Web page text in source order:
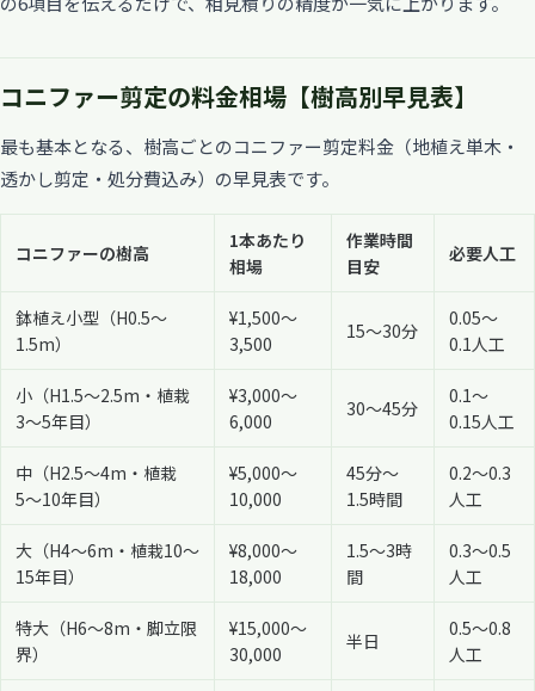
コニファー剪定の料金相場【樹高別早見表】
最も基本となる、樹高ごとのコニファー剪定料金（地植え単木・
透かし剪定・処分費込み）の早見表です。
コニファーの樹高
1本あたり
相場
作業時間
目安
必要人工
鉢植え小型（H0.5〜
1.5m）
¥1,500〜
3,500
15〜30分
0.05〜
0.1人工
小（H1.5〜2.5m・植栽
3〜5年目）
¥3,000〜
6,000
30〜45分
0.1〜
0.15人工
中（H2.5〜4m・植栽
5〜10年目）
¥5,000〜
10,000
45分〜
1.5時間
0.2〜0.3
人工
大（H4〜6m・植栽10〜
15年目）
¥8,000〜
18,000
1.5〜3時
間
0.3〜0.5
人工
特大（H6〜8m・脚立限
界）
¥15,000〜
30,000
半日
0.5〜0.8
人工